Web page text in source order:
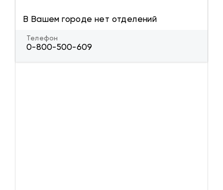
В Вашем городе нет отделений
Телефон
0-800-500-609